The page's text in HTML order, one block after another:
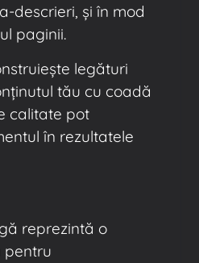
descrieri, și în mod
paginii.
legături
tău cu coadă
calitate pot
în rezultatele
reprezintă o
pentru